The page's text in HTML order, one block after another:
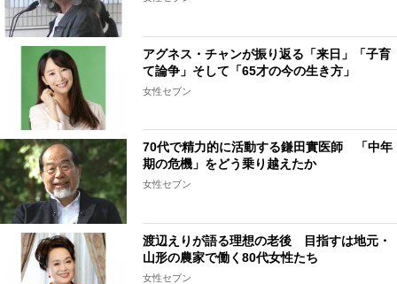
アグネス・チャンが振り返る「来日」「子育
て論争」そして「65才の今の生き方」
女性セブン
70代で精力的に活動する鎌田實医師 「中年
期の危機」をどう乗り越えたか
女性セブン
渡辺えりが語る理想の老後 目指すは地元・
山形の農家で働く80代女性たち
女性セブン